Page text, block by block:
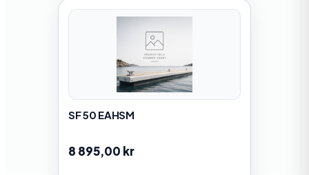
SF 50 EAHSM
8 895,00 kr